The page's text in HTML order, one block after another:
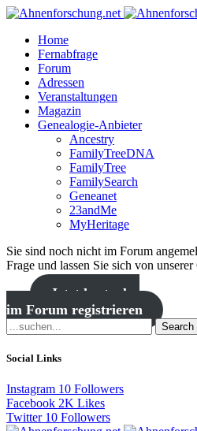
Home
Fernabfrage
Forum
Adressen
Veranstaltungen
Magazin
Genealogie-Anbieter
Ancestry
FamilyTreeDNA
FamilyTree
FamilySearch
Geneanet
23andMe
MyHeritage
Sie sind noch nicht im Forum
Frage und lassen Sie sich von
Jetzt kostenlos
im Forum registrieren
Search
Social Links
Instagram 10 Followers
Facebook 2K Likes
Twitter 10 Followers